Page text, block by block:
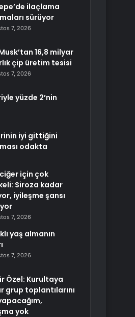
ilaçlama
sürüyor
7, 2026
16,8 milyar
çip üretim tesisi
7, 2026
yüzde 2’nin
iyi gittiğini
odakta
için çok
Siroza kadar
iyileşme şansı
7, 2026
yaş almanın
7, 2026
Özel: Kurultaya
grup toplantılarını
yok